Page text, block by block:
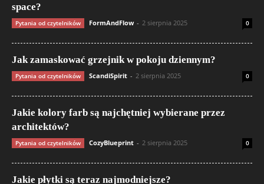
space?
Pytania od czytelników FormAndFlow - 2 sierpnia 2025 0
Jak zamaskować grzejnik w pokoju dziennym?
Pytania od czytelników ScandiSpirit - 2 sierpnia 2025 0
Jakie kolory farb są najchętniej wybierane przez
architektów?
Pytania od czytelników CozyBlueprint - 2 sierpnia 2025 0
Jakie płytki są teraz najmodniejsze?